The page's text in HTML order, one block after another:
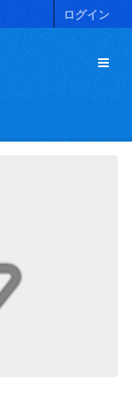
ログイン